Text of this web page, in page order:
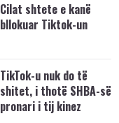
Cilat shtete e kanë
bllokuar Tiktok-un
TikTok-u nuk do të
shitet, i thotë SHBA-së
pronari i tij kinez